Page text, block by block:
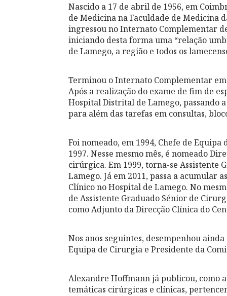
Nascido a 17 de abril de 1956, em
de Medicina na Faculdade de Medicina
ingressou no Internato Complementar
iniciando desta forma uma “relação
de Lamego, a região e todos os
Terminou o Internato Complementar
Após a realização do exame de fim de
Hospital Distrital de Lamego, passando
para além das tarefas em consultas,
Foi nomeado, em 1994, Chefe de
1997. Nesse mesmo mês, é nomeado
cirúrgica. Em 1999, torna-se Assistente
Lamego. Já em 2011, passa a acumular
Clínico no Hospital de Lamego. No
de Assistente Graduado Sénior de
como Adjunto da Direcção Clínica do
Nos anos seguintes, desempenhou
Equipa de Cirurgia e Presidente da
Alexandre Hoffmann já publicou, como
temáticas cirúrgicas e clínicas,